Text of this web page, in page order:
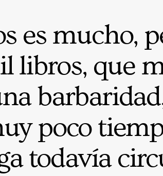
es mucho,
libros, que
poco
todavía